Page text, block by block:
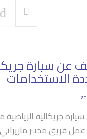
عن سيارة
الاستخدامات
جريكاليه الرياضية
فريق مختبر مازيراتي